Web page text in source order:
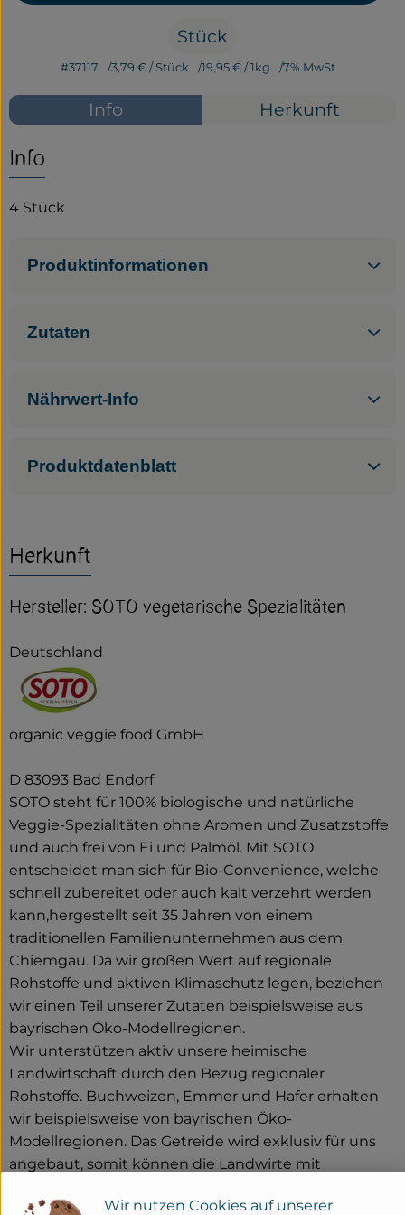
Neues vom Hof
Stück
#37117 3,79 € / Stück 19,95 € / 1kg 7% MwSt
Info Herkunft
Info
4 Stück
Produktinformationen
Zutaten
Nährwert-Info
Produktdatenblatt
Herkunft
Hersteller: SOTO vegetarische Spezialitäten
Deutschland
organic veggie food GmbH
D 83093 Bad Endorf
SOTO steht für 100% biologische und natürliche
Veggie-Spezialitäten ohne Aromen und Zusatzstoffe
und auch frei von Ei und Palmöl. Mit SOTO
entscheidet man sich für Bio-Convenience, welche
schnell zubereitet oder auch kalt verzehrt werden
kann,hergestellt seit 35 Jahren von einem
traditionellen Familienunternehmen aus dem
Chiemgau. Da wir großen Wert auf regionale
Rohstoffe und aktiven Klimaschutz legen, beziehen
wir einen Teil unserer Zutaten beispielsweise aus
bayrischen Öko-Modellregionen.
Wir unterstützen aktiv unsere heimische
Landwirtschaft durch den Bezug regionaler
Rohstoffe. Buchweizen, Emmer und Hafer erhalten
wir beispielsweise von bayrischen Öko-
Modellregionen. Das Getreide wird exklusiv für uns
angebaut, somit können die Landwirte mit
Kooperation bedeutet für uns eine
Wir nutzen Cookies auf unserer